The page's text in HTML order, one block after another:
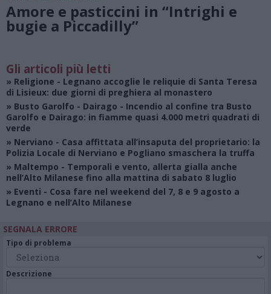
Amore e pasticcini in “Intrighi e
bugie a Piccadilly”
Gli articoli più letti
» Religione - Legnano accoglie le reliquie di Santa Teresa
di Lisieux: due giorni di preghiera al monastero
» Busto Garolfo - Dairago - Incendio al confine tra Busto
Garolfo e Dairago: in fiamme quasi 4.000 metri quadrati di
verde
» Nerviano - Casa affittata all’insaputa del proprietario: la
Polizia Locale di Nerviano e Pogliano smaschera la truffa
» Maltempo - Temporali e vento, allerta gialla anche
nell’Alto Milanese fino alla mattina di sabato 8 luglio
» Eventi - Cosa fare nel weekend del 7, 8 e 9 agosto a
Legnano e nell’Alto Milanese
SEGNALA ERRORE
Tipo di problema
Descrizione